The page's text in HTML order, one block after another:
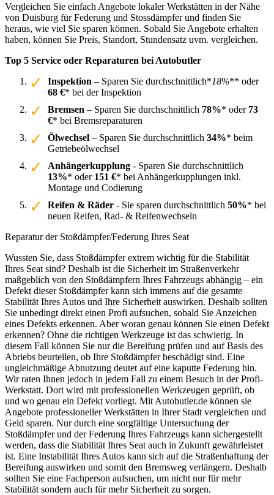
Vergleichen Sie einfach Angebote lokaler Werkstätten in der Nähe
von Duisburg für Federung und Stossdämpfer und finden Sie
heraus, wie viel Sie sparen können. Sobald Sie Angebote erhalten
haben, können Sie Preis, Standort, Stundensatz uvm. vergleichen.
Top 5 Service oder Reparaturen bei Autobutler
Inspektion – Sparen Sie durchschnittlich*18%** oder
68 €* bei der Inspektion
Bremsen – Sparen Sie durchschnittlich 78%* oder 73
€* bei Bremsreparaturen
Ölwechsel – Sparen Sie durchschnittlich 34%* beim
Getriebeölwechsel
Anhängerkupplung - Sparen Sie durchschnittlich
13%* oder 151 €* bei Anhängerkupplungen inkl.
Montage und Codierung
Reifen & Räder - Sie sparen durchschnittlich 50%* bei
neuen Reifen, Rad- & Reifenwechseln
Reparatur der Stoßdämpfer/Federung Ihres Seat
Wussten Sie, dass Stoßdämpfer extrem wichtig für die Stabilität
Ihres Seat sind? Deshalb ist die Sicherheit im Straßenverkehr
maßgeblich von den Stoßdämpfern Ihres Fahrzeugs abhängig – ein
Defekt dieser Stoßdämpfer kann sich immens auf die gesamte
Stabilität Ihres Autos und Ihre Sicherheit auswirken. Deshalb sollten
Sie unbedingt direkt einen Profi aufsuchen, sobald Sie Anzeichen
eines Defekts erkennen. Aber woran genau können Sie einen Defekt
erkennen? Ohne die richtigen Werkzeuge ist das schwierig. In
diesem Fall können Sie nur die Bereifung prüfen und auf Basis des
Abriebs beurteilen, ob Ihre Stoßdämpfer beschädigt sind. Eine
ungleichmäßige Abnutzung deutet auf eine kaputte Federung hin.
Wir raten Ihnen jedoch in jedem Fall zu einem Besuch in der Profi-
Werkstatt. Dort wird mit professionellen Werkzeugen geprüft, ob
und wo genau ein Defekt vorliegt. Mit Autobutler.de können sie
Angebote professioneller Werkstätten in Ihrer Stadt vergleichen und
Geld sparen. Nur durch eine sorgfältige Untersuchung der
Stoßdämpfer und der Federung Ihres Fahrzeugs kann sichergestellt
werden, dass die Stabilität Ihres Seat auch in Zukunft gewährleistet
ist. Eine Instabilität Ihres Autos kann sich auf die Straßenhaftung der
Bereifung auswirken und somit den Bremsweg verlängern. Deshalb
sollten Sie eine Fachperson aufsuchen, um nicht nur für mehr
Stabilität sondern auch für mehr Sicherheit zu sorgen.